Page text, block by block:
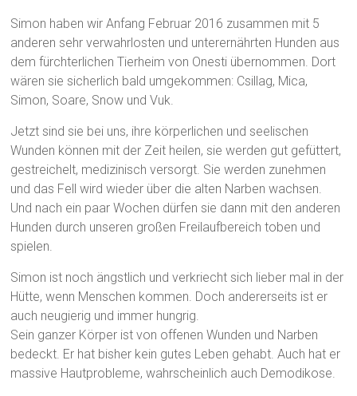
Simon haben wir Anfang Februar 2016 zusammen mit 5
anderen sehr verwahrlosten und unterernährten Hunden aus
dem fürchterlichen Tierheim von Onesti übernommen. Dort
wären sie sicherlich bald umgekommen: Csillag, Mica,
Simon, Soare, Snow und Vuk.
Jetzt sind sie bei uns, ihre körperlichen und seelischen
Wunden können mit der Zeit heilen, sie werden gut gefüttert,
gestreichelt, medizinisch versorgt. Sie werden zunehmen
und das Fell wird wieder über die alten Narben wachsen.
Und nach ein paar Wochen dürfen sie dann mit den anderen
Hunden durch unseren großen Freilaufbereich toben und
spielen.
Simon ist noch ängstlich und verkriecht sich lieber mal in der
Hütte, wenn Menschen kommen. Doch andererseits ist er
auch neugierig und immer hungrig.
Sein ganzer Körper ist von offenen Wunden und Narben
bedeckt. Er hat bisher kein gutes Leben gehabt. Auch hat er
massive Hautprobleme, wahrscheinlich auch Demodikose.